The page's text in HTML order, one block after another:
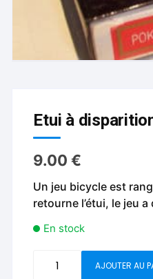
Etui à
9.00€
Un jeu bicycle est
retourne l’étui, le jeu
En stock
AJOUTER AU